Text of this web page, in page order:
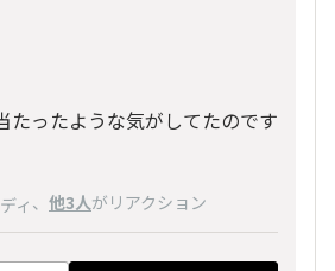
たったような気がしてたのです
ィ 、 他3人がリアクション